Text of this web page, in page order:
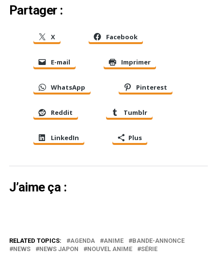
Partager :
X Facebook
E-mail Imprimer
WhatsApp Pinterest
Reddit Tumblr
LinkedIn Plus
J’aime ça :
RELATED TOPICS: AGENDA ANIME
BANDE-ANNONCE
NEWS
NEWS JAPON NOUVEL ANIME SÉRIE